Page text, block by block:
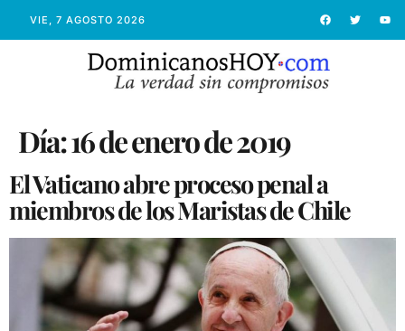
VIE, 7 AGOSTO 2026
Día:16 de enero de 2019
El Vaticano abre proceso penal a
miembros de los Maristas de Chile